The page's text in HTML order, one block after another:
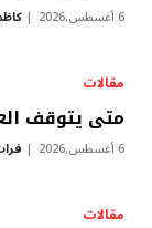
6 أغسطس,2026
مقالات
متى يتوقف
6 أغسطس,2026
مقالات